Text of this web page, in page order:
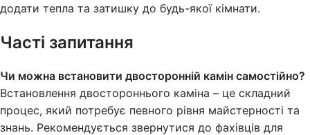
додати тепла та затишку до будь-якої кімнати.
Часті запитання
Чи можна встановити двосторонній камін самостійно?
Встановлення двостороннього каміна – це складний
процес, який потребує певного рівня майстерності та
знань. Рекомендується звернутися до фахівців для